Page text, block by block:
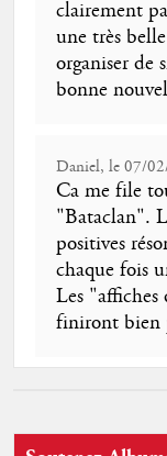
clairement
une très
organiser de
bonne
Daniel, le 07/
Ca me file
"Bataclan".
positives
chaque fois
Les
finiront bien